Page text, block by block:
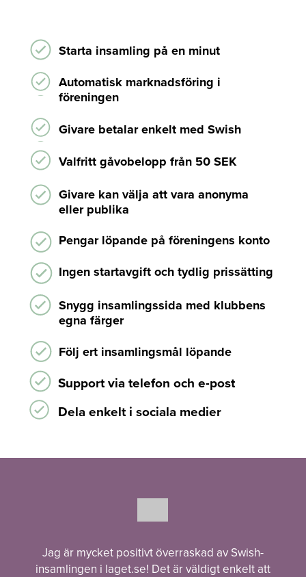
Starta insamling på en minut
Automatisk marknadsföring i
föreningen
Givare betalar enkelt med Swish
Valfritt gåvobelopp från 50 SEK
Givare kan välja att vara anonyma
eller publika
Pengar löpande på föreningens konto
Ingen startavgift och tydlig prissätting
Snygg insamlingssida med klubbens
egna färger
Följ ert insamlingsmål löpande
Support via telefon och e-post
Dela enkelt i sociala medier
Jag är mycket positivt överraskad av Swish-
insamlingen i laget.se! Det är väldigt enkelt att